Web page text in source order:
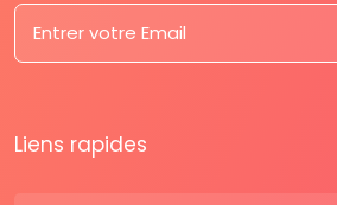
Liens rapides